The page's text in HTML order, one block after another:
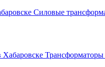
Силовые